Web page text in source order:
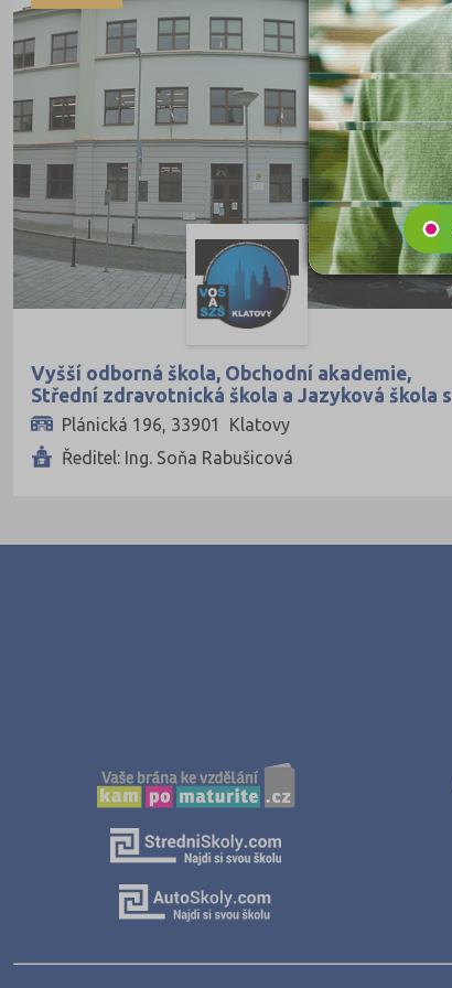
Ekonomie
Ekonomie a administrativa
Podnikání a management
Hotelnictví, turismus, gastronomie
Obchod, prodej
Služby
Přírodovědné a potravinářské obory
Ekologie a ochrana ŽP
Výroba a technologie potravin
Zemědělství a lesnictví
Veterinářství
Hotelnictví, turismus, gastronomie
Policejní a vojenské obory
Vyšší odborná škola, Obchodní akademie,
Střední zdravotnická škola a Jazyková škola s
právem státní jazykové zkoušky, Klatovy,
Plánická 196, 33901 Klatovy
Ředitel: Ing. Soňa Rabušicová